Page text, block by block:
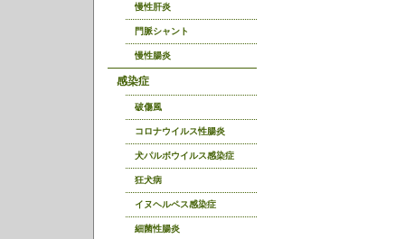
慢性肝炎
門脈シャント
慢性腸炎
感染症
破傷風
コロナウイルス性腸炎
犬パルボウイルス感染症
狂犬病
イヌヘルペス感染症
細菌性腸炎